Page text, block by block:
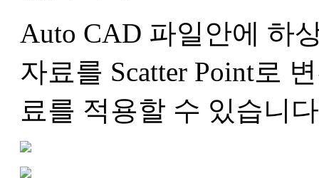
Auto CAD 파일안에 하
자료를 Scatter Point로
료를 적용할 수 있습니